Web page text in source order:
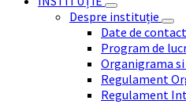
Despre instituție
Date de contact
Program de
Organigrama
Regulament
Regulament